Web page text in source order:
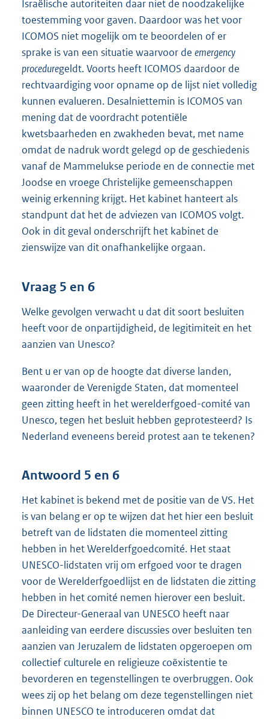
Israëlische autoriteiten daar niet de noodzakelijke
toestemming voor gaven. Daardoor was het voor
ICOMOS niet mogelijk om te beoordelen of er
sprake is van een situatie waarvoor de emergency
proceduregeldt. Voorts heeft ICOMOS daardoor de
rechtvaardiging voor opname op de lijst niet volledig
kunnen evalueren. Desalniettemin is ICOMOS van
mening dat de voordracht potentiële
kwetsbaarheden en zwakheden bevat, met name
omdat de nadruk wordt gelegd op de geschiedenis
vanaf de Mammelukse periode en de connectie met
Joodse en vroege Christelijke gemeenschappen
weinig erkenning krijgt. Het kabinet hanteert als
standpunt dat het de adviezen van ICOMOS volgt.
Ook in dit geval onderschrijft het kabinet de
zienswijze van dit onafhankelijke orgaan.
Vraag 5 en 6
Welke gevolgen verwacht u dat dit soort besluiten
heeft voor de onpartijdigheid, de legitimiteit en het
aanzien van Unesco?
Bent u er van op de hoogte dat diverse landen,
waaronder de Verenigde Staten, dat momenteel
geen zitting heeft in het werelderfgoed-comité van
Unesco, tegen het besluit hebben geprotesteerd? Is
Nederland eveneens bereid protest aan te tekenen?
Antwoord 5 en 6
Het kabinet is bekend met de positie van de VS. Het
is van belang er op te wijzen dat het hier een besluit
betreft van de lidstaten die momenteel zitting
hebben in het Werelderfgoedcomité. Het staat
UNESCO-lidstaten vrij om erfgoed voor te dragen
voor de Werelderfgoedlijst en de lidstaten die zitting
hebben in het comité nemen hierover een besluit.
De Directeur-Generaal van UNESCO heeft naar
aanleiding van eerdere discussies over besluiten ten
aanzien van Jeruzalem de lidstaten opgeroepen om
collectief culturele en religieuze coëxistentie te
bevorderen en tegenstellingen te overbruggen. Ook
wees zij op het belang om deze tegenstellingen niet
binnen UNESCO te introduceren omdat dat